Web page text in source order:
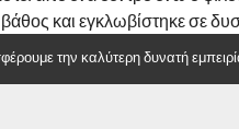
και εγκλωβίστηκε σε
για το συμβάν
και το
την καλύτερη δυνατή